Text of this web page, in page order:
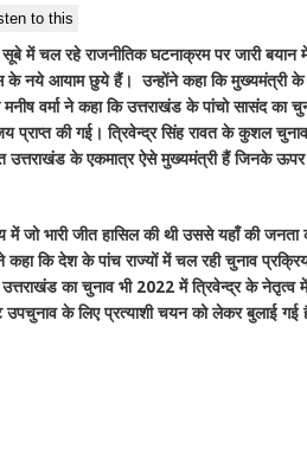
to this
सूबे में चल रहे राजनीतिक घटनाक्रम पर जारी बयान
के नये आयाम छुये हैं। उन्होंने कहा कि मुख्यमंत्री
वर्मा ने कहा कि उत्तराखंड के पांचो सासंद का
प्राप्त की गई। त्रिवेन्द्र सिंह रावत के कुशल
उत्तराखंड के एकमात्र ऐसे मुख्यमंत्री हैं जिनके
भारी जीत हासिल की थी उससे यहाँ की जनता
कहा कि देश के पांच राज्यों में चल रही चुनाव
का चुनाव भी 2022 में त्रिवेन्द्र के नेतृत्व
उपचुनाव के लिए प्रत्याशी चयन को लेकर बुलाई